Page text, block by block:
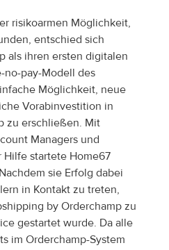
risikoarmen Möglichkeit,
entschied sich
als ihren ersten digitalen
no-pay-Modell des
Möglichkeit, neue
Vorabinvestition in
zu erschließen. Mit
Managers und
startete Home67
sie Erfolg dabei
in Kontakt zu treten,
by Orderchamp zu
gestartet wurde. Da alle
im Orderchamp-System